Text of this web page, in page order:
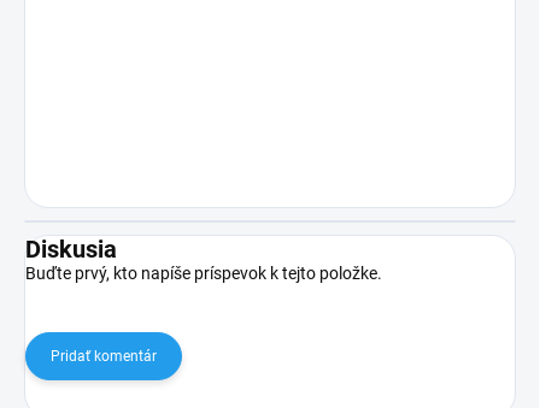
Diskusia
Buďte prvý, kto napíše príspevok k tejto položke.
Pridať komentár